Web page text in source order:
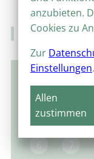
MO
6
7
anzubieten.
Cookies zu
Zur
Einstellungen.
Allen
zustimmen